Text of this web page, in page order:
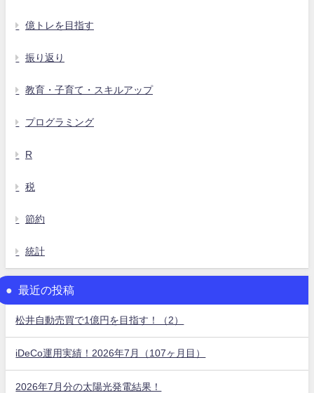
億トレを目指す
振り返り
教育・子育て・スキルアップ
プログラミング
R
税
節約
統計
最近の投稿
松井自動売買で1億円を目指す！（2）
iDeCo運用実績！2026年7月（107ヶ月目）
2026年7月分の太陽光発電結果！